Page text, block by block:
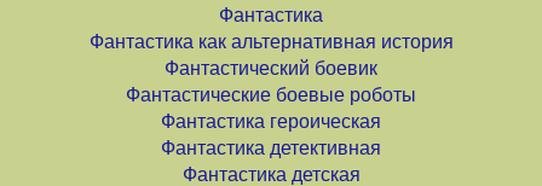
Фантастика
Фантастика как альтернативная история
Фантастический боевик
Фантастические боевые роботы
Фантастика героическая
Фантастика детективная
Фантастика детская